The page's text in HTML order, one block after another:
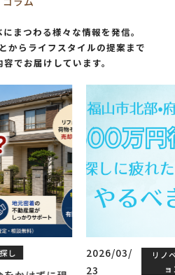
まつわる様々な情報を発信。
からライフスタイルの提案まで
でお届けしています。
ーシ
ン
中古住宅・土地
2026/